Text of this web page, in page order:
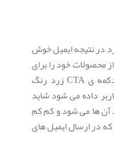
در نتیجه ایمیل خوش
خود را برای
شما ارسال می کند. در میان متون ایمیل، یک دکمه ی CTA زرد رنگ
داده می شود شاید
ها می شود و کم کم
ارسال ایمیل های